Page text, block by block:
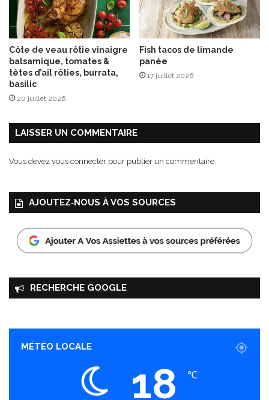
d
e
s
f
o
d
s
Côte de veau rôtie vinaigre
balsamique, tomates &
têtes d’ail rôties, burrata,
basilic
20 juillet 2026
Fish tacos de limande
panée
17 juillet 2026
LAISSER UN COMMENTAIRE
Vous devez vous connecter pour publier un commentaire.
AJOUTEZ‑NOUS À VOS SOURCES
RECHERCHE GOOGLE
MÉTÉO LOCALE
18 ℃